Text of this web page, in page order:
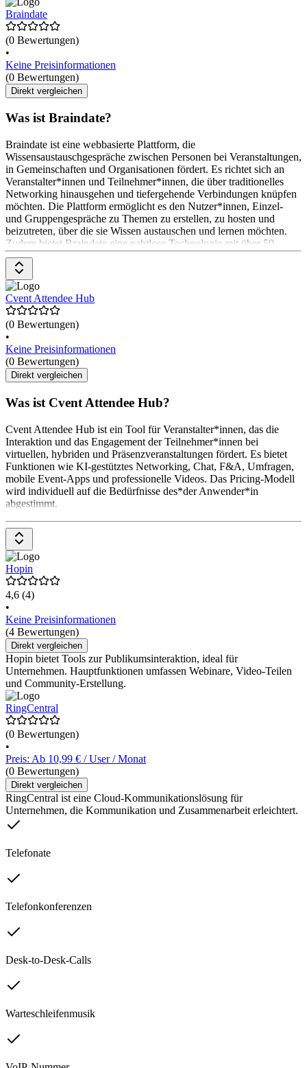
Braindate
(0 Bewertungen)
•
Keine Preisinformationen
(0 Bewertungen)
Direkt vergleichen
Was ist Braindate?
Braindate ist eine webbasierte Plattform, die
Wissensaustauschgespräche zwischen Personen bei Veranstaltungen,
in Gemeinschaften und Organisationen fördert. Es richtet sich an
Veranstalter*innen und Teilnehmer*innen, die über traditionelles
Networking hinausgehen und tiefergehende Verbindungen knüpfen
möchten. Die Plattform ermöglicht es den Nutzer*innen, Einzel-
und Gruppengespräche zu Themen zu erstellen, zu hosten und
beizutreten, über die sie Wissen austauschen und lernen möchten.
Zudem bietet Braindate eine nahtlose Technologie mit über 50
Integrationspartnern und personalisierbaren Add-Ons. Die
Preisgestaltung variiert und ist auf Anfrage erhältlich.
Cvent Attendee Hub
(0 Bewertungen)
•
Keine Preisinformationen
(0 Bewertungen)
Direkt vergleichen
Was ist Cvent Attendee Hub?
Cvent Attendee Hub ist ein Tool für Veranstalter*innen, das die
Interaktion und das Engagement der Teilnehmer*innen bei
virtuellen, hybriden und Präsenzveranstaltungen fördert. Es bietet
Funktionen wie KI-gestütztes Networking, Chat, F&A, Umfragen,
mobile Event-Apps und professionelle Videos. Das Pricing-Modell
wird individuell auf die Bedürfnisse des*der Anwender*in
abgestimmt.
Hopin
4,6 (4)
•
Keine Preisinformationen
(4 Bewertungen)
Direkt vergleichen
Hopin bietet Tools zur Publikumsinteraktion, ideal für
Unternehmen. Hauptfunktionen umfassen Webinare, Video-Teilen
und Community-Erstellung.
RingCentral
(0 Bewertungen)
•
Preis: Ab 10,99 € / User / Monat
(0 Bewertungen)
Direkt vergleichen
RingCentral ist eine Cloud-Kommunikationslösung für
Unternehmen, die Kommunikation und Zusammenarbeit erleichtert.
Telefonate
Telefonkonferenzen
Desk-to-Desk-Calls
Warteschleifenmusik